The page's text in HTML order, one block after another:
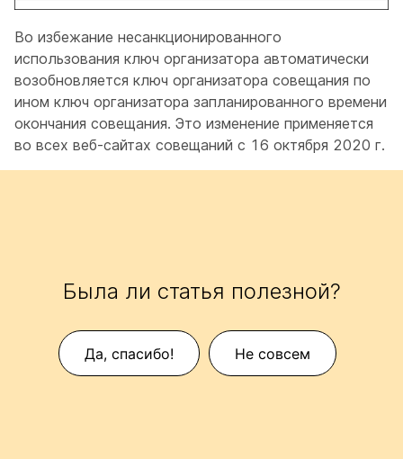
Во избежание несанкционированного
использования ключ организатора автоматически
возобновляется ключ организатора совещания по
ином ключ организатора запланированного времени
окончания совещания. Это изменение применяется
во всех веб-сайтах совещаний с 16 октября 2020 г.
Была ли статья полезной?
Да, спасибо! Не совсем